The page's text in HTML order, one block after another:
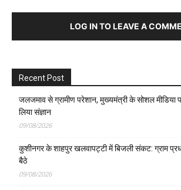
LOG IN TO LEAVE A
Recent Post
जलजमाव से ग्रामीण परेशान, मुख्यमंत्री के सोशल मीडिया
लिया संज्ञान
09/08/2026
कुशीनगर के शाहपुर खलवापट्टी में बिजली संकट: ग्राम
बैठे
09/08/2026